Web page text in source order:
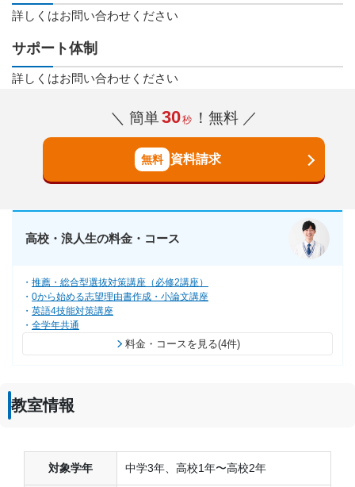
詳しくはお問い合わせください
サポート体制
詳しくはお問い合わせください
＼ 簡単30秒 ！無料 ／
資料請求
高校・浪人生の料金・コース
推薦・総合型選抜対策講座（必修2講座）
0から始める志望理由書作成・小論文講座
英語4技能対策講座
全学年共通
料金・コースを見る(4件)
教室情報
対象学年 中学3年、高校1年〜高校2年